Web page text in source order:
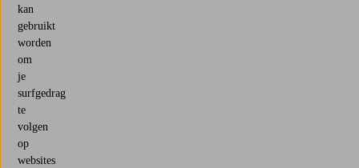
kan
gebruikt
worden
om
je
surfgedrag
te
volgen
op
websites